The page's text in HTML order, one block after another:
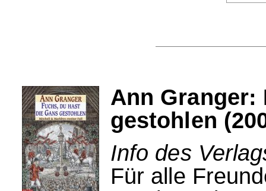
Ann Granger:
gestohlen
Info des
Für alle